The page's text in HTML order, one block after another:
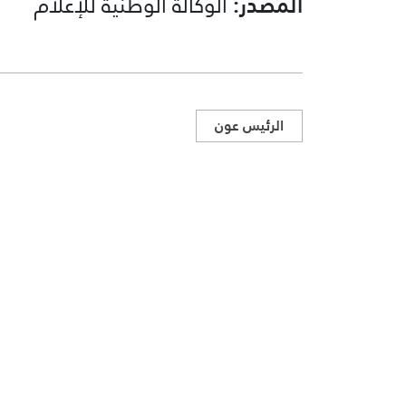
الرئيس عون